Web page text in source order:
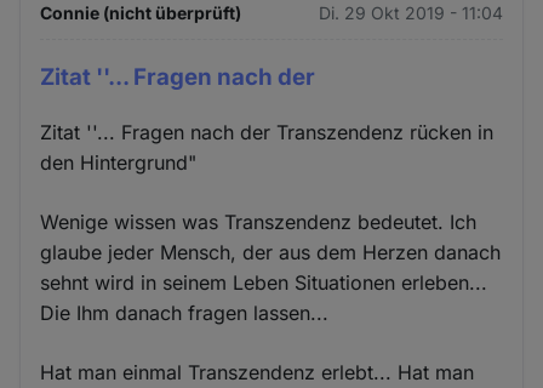
Connie (nicht überprüft) Di. 29 Okt 2019 - 11:04
Zitat ''... Fragen nach der
Zitat ''... Fragen nach der Transzendenz rücken in
den Hintergrund"
Wenige wissen was Transzendenz bedeutet. Ich
glaube jeder Mensch, der aus dem Herzen danach
sehnt wird in seinem Leben Situationen erleben...
Die Ihm danach fragen lassen...
Hat man einmal Transzendenz erlebt... Hat man